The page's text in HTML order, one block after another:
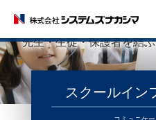
先生・生徒・保護者を結
スクールイン